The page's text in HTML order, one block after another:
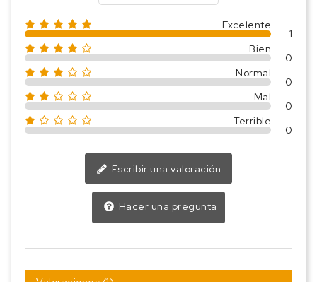
Excelente
1
Bien
0
Normal
0
Mal
0
Terrible
0
Escribir una valoración
Hacer una pregunta